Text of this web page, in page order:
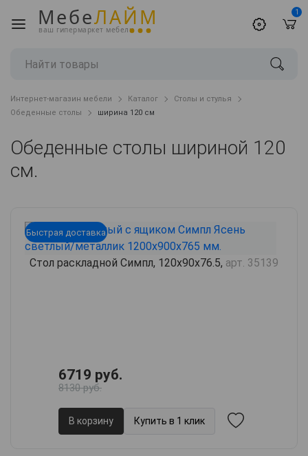
МебеЛАЙМ
ваш гипермаркет мебели
1
Интернет-магазин мебели Каталог
Столы и стулья
Обеденные столы
ширина 120 см
Обеденные столы шириной 120
см.
Быстрая доставка
Стол раскладной Симпл, 120х90х76.5, арт. 35139
6719 руб.
8130 руб.
В корзину Купить в 1 клик